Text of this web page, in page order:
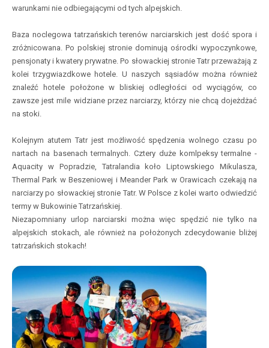
warunkami nie odbiegającymi od tych alpejskich.
Baza noclegowa tatrzańskich terenów narciarskich jest dość spora i
zróżnicowana. Po polskiej stronie dominują ośrodki wypoczynkowe,
pensjonaty i kwatery prywatne. Po słowackiej stronie Tatr przeważają z
kolei trzygwiazdkowe hotele. U naszych sąsiadów można również
znaleźć hotele położone w bliskiej odległości od wyciągów, co
zawsze jest mile widziane przez narciarzy, którzy nie chcą dojeżdżać
na stoki.
Kolejnym atutem Tatr jest możliwość spędzenia wolnego czasu po
nartach na basenach termalnych. Cztery duże komlpeksy termalne -
Aquacity w Popradzie, Tatralandia koło Liptowskiego Mikulasza,
Thermal Park w Beszeniowej i Meander Park w Orawicach czekają na
narciarzy po słowackiej stronie Tatr. W Polsce z kolei warto odwiedzić
termy w Bukowinie Tatrzańskiej.
Niezapomniany urlop narciarski można więc spędzić nie tylko na
alpejskich stokach, ale również na położonych zdecydowanie bliżej
tatrzańskich stokach!